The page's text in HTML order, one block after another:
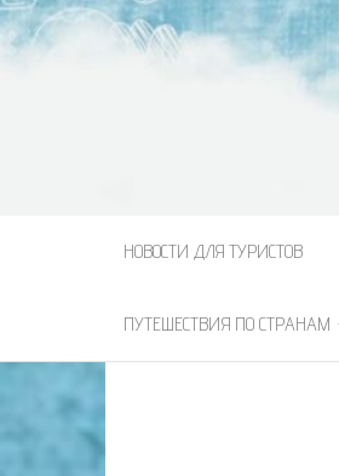
НОВОСТИ ДЛЯ ТУРИСТОВ
ПУТЕШЕСТВИЯ ПО СТРАНАМ